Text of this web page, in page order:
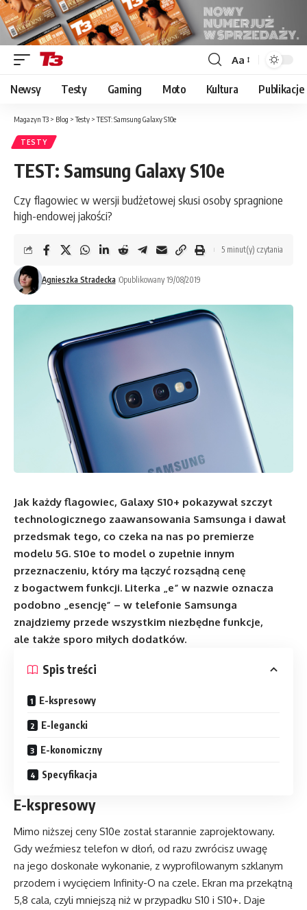
Font
Resizer
Aa
Newsy Testy Gaming Moto Kultura Publikacje
Magazyn T3 > Blog >Testy >TEST: Samsung Galaxy S10e
TESTY
TEST: Samsung Galaxy S10e
Czy flagowiec w wersji budżetowej skusi osoby spragnione
high-endowej jakości?
Agnieszka Stradecka Opublikowany 19/08/2019
5 minut(y) czytania
Jak każdy flagowiec, Galaxy S10+ pokazywał szczyt
technologicznego zaawansowania Samsunga i dawał
przedsmak tego, co czeka na nas po premierze
modelu 5G. S10e to model o zupełnie innym
przeznaczeniu, który ma łączyć rozsądną cenę
z bogactwem funkcji. Literka „e” w nazwie oznacza
podobno „esencję” – w telefonie Samsunga
znajdziemy przede wszystkim niezbędne funkcje,
ale także sporo miłych dodatków.
Spis treści
E-kspresowy
E-legancki
E-konomiczny
Specyfikacja
E-kspresowy
Mimo niższej ceny S10e został starannie zaprojektowany.
Gdy weźmiesz telefon w dłoń, od razu zwrócisz uwagę
na jego doskonałe wykonanie, z wyprofilowanym szklanym
przodem i wycięciem Infinity-O na czele. Ekran ma przekątną
5,8 cala, czyli mniejszą niż w przypadku S10 i S10+. Daje